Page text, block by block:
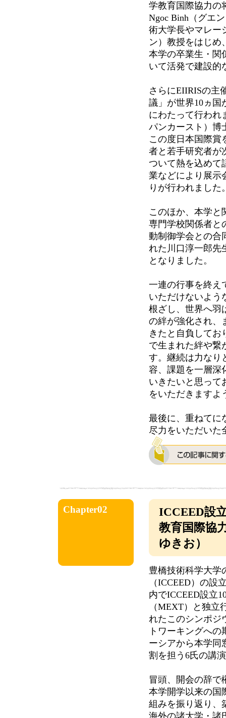
学教育国際協力の
Ngoc Binh（グエ
術大学長やマレー
ン）教授をはじめ
本学の卒業生・関
いて活発で建設的
さらにEIIRISの主
議」が世界10ヵ国
にわたって行われ
パンカースト）博
この度日本国際賞
者と若手研究者が
ついて熱を込めて
業などにより展示
りが行われました
このほか、本学と
専門学校関係者と
動制御学会との合
れた川口淳一郎先
となりました。
一連の行事を終え
いただけないよう
根ざし、世界へ羽
の絆が強化され、
きたと自負してお
で生まれた絆や繋
す。継続は力なり
容、課題を一層深
いきたいと思って
をいただきますよ
最後に、重ねてに
尽力をいただいた
Chapter02
ICCEED設
教育国際協
ゆきお）
豊橋技術科学大学
（ICCEED）の設
内でICCEED設立
（MEXT）と独
れたこのシンポジ
トワーキングへ
ーシアから本学同
割を担う6氏の講
冒頭、開会の辞で
本学開学以来の国
組みを振り返り、